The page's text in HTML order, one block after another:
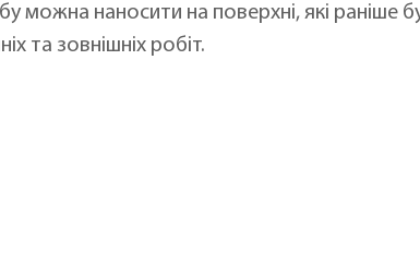
наносити на поверхні, які раніше
та зовнішніх робіт.